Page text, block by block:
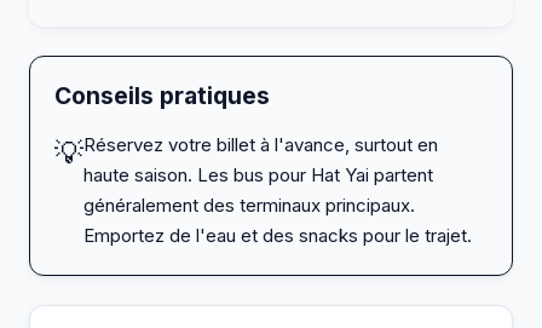
Conseils pratiques
💡Réservez votre billet à l'avance, surtout en
haute saison. Les bus pour Hat Yai partent
généralement des terminaux principaux.
Emportez de l'eau et des snacks pour le trajet.